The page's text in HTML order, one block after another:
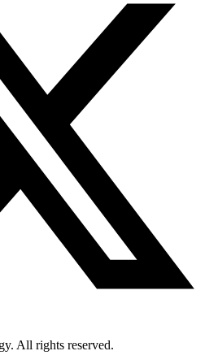
All rights reserved.